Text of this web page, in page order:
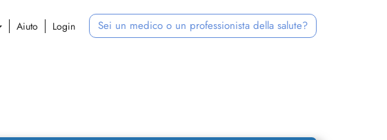
Aiuto Login Sei un medico o un professionista della salute?